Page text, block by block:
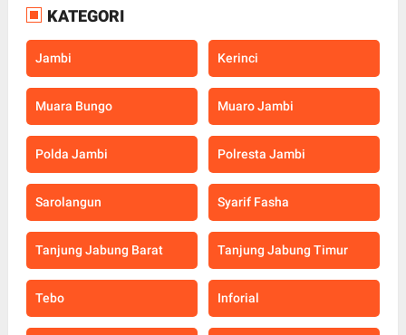
KATEGORI
Jambi Kerinci
Muara Bungo Muaro Jambi
Polda Jambi Polresta Jambi
Sarolangun Syarif Fasha
Tanjung Jabung Barat Tanjung Jabung Timur
Tebo Inforial